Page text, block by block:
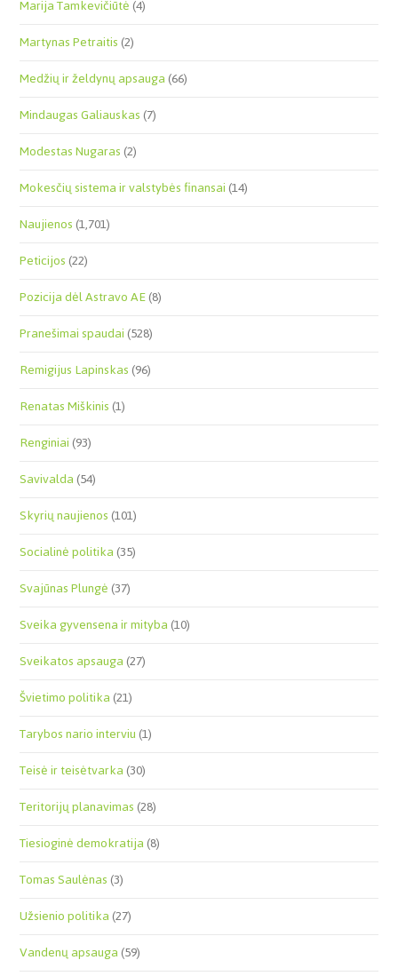
Marija Tamkevičiūtė(4)
Martynas Petraitis(2)
Medžių ir želdynų apsauga(66)
Mindaugas Galiauskas(7)
Modestas Nugaras(2)
Mokesčių sistema ir valstybės finansai(14)
Naujienos(1,701)
Peticijos(22)
Pozicija dėl Astravo AE(8)
Pranešimai spaudai(528)
Remigijus Lapinskas(96)
Renatas Miškinis(1)
Renginiai(93)
Savivalda(54)
Skyrių naujienos(101)
Socialinė politika(35)
Svajūnas Plungė(37)
Sveika gyvensena ir mityba(10)
Sveikatos apsauga(27)
Švietimo politika(21)
Tarybos nario interviu(1)
Teisė ir teisėtvarka(30)
Teritorijų planavimas(28)
Tiesioginė demokratija(8)
Tomas Saulėnas(3)
Užsienio politika(27)
Vandenų apsauga(59)